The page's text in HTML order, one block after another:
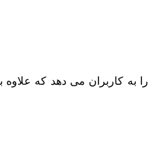
به کاربران می دهد که